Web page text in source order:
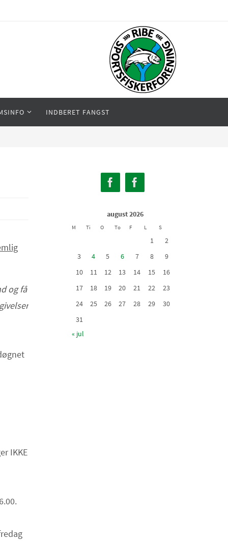
INDBERET FANGST
og få
IKKE
august 2026
M Ti O To F L S
1
2
3
4 5 6 7 8
9
10
11 12 13 14 15
16
17
18 19 20 21 22
23
24
25 26 27 28 29
30
31
« jul